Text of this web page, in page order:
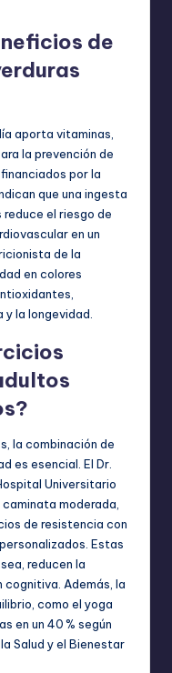
de
aporta vitaminas,
la prevención de
por la
que una ingesta
el riesgo de
en un
de la
en colores
y la longevidad.
la combinación de
es esencial. El Dr.
Universitario
moderada,
de resistencia con
Estas
reducen la
cognitiva. Además, la
como el yoga
en un 40 % según
Salud y el Bienestar